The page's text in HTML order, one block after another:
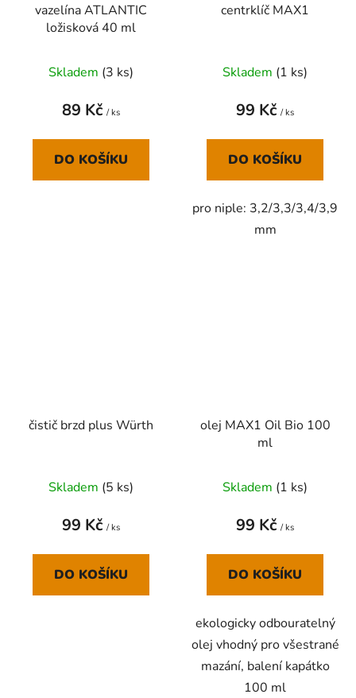
vazelína ATLANTIC
ložisková 40 ml
Skladem (3 ks)
89 Kč / ks
DO KOŠÍKU
centrklíč MAX1
Skladem (1 ks)
99 Kč / ks
DO KOŠÍKU
pro niple: 3,2/3,3/3,4/3,9
mm
čistič brzd plus Würth
Skladem (5 ks)
99 Kč / ks
DO KOŠÍKU
olej MAX1 Oil Bio 100
ml
Skladem (1 ks)
99 Kč / ks
DO KOŠÍKU
ekologicky odbouratelný
olej vhodný pro všestrané
mazání, balení kapátko
100 ml